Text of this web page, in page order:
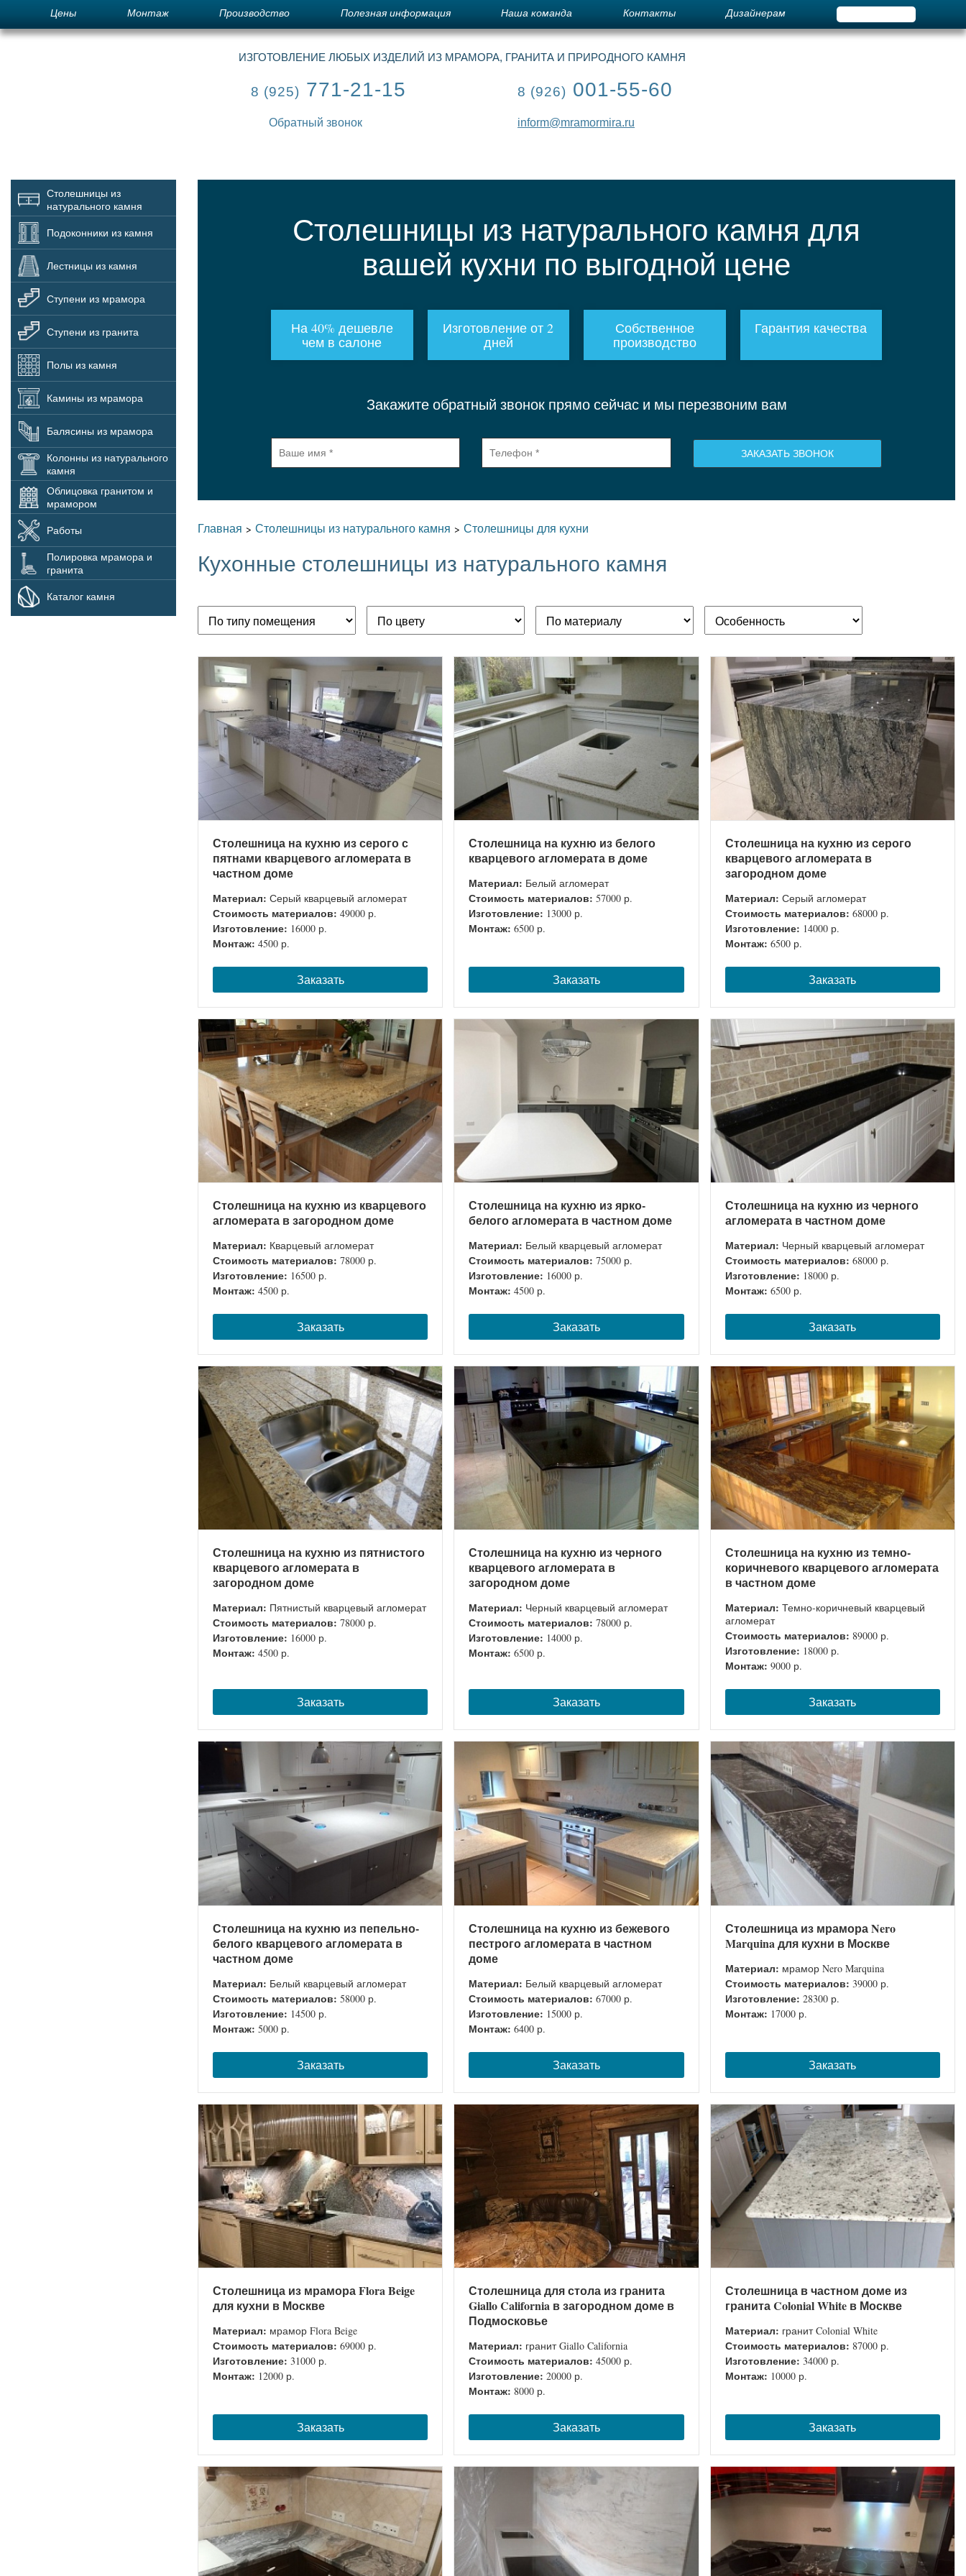
Цены Монтаж Производство Полезная информация Наша команда Контакты Дизайнерам
ИЗГОТОВЛЕНИЕ ЛЮБЫХ ИЗДЕЛИЙ ИЗ МРАМОРА, ГРАНИТА И ПРИРОДНОГО КАМНЯ
8 (925) 771-21-15
Обратный звонок
8 (926) 001-55-60
inform@mramormira.ru
Столешницы из
натурального камня
Подоконники из камня
Лестницы из камня
Ступени из мрамора
Ступени из гранита
Полы из камня
Камины из мрамора
Балясины из мрамора
Колонны из натурального
камня
Облицовка гранитом и
мрамором
Работы
Полировка мрамора и
гранита
Каталог камня
Столешницы из натурального камня для
вашей кухни по выгодной цене
На 40% дешевле
чем в салоне
Изготовление от 2
дней
Собственное
производство
Гарантия качества
Закажите обратный звонок прямо сейчас и мы перезвоним вам
ЗАКАЗАТЬ ЗВОНОК
Главная > Столешницы из натурального камня > Столешницы для кухни
Кухонные столешницы из натурального камня
Столешница на кухню из серого с
пятнами кварцевого агломерата в
частном доме
Материал: Серый кварцевый агломерат
Стоимость материалов: 49000 р.
Изготовление: 16000 р.
Монтаж: 4500 р.
Заказать
Столешница на кухню из белого
кварцевого агломерата в доме
Материал: Белый агломерат
Стоимость материалов: 57000 р.
Изготовление: 13000 р.
Монтаж: 6500 р.
Заказать
Столешница на кухню из серого
кварцевого агломерата в
загородном доме
Материал: Серый агломерат
Стоимость материалов: 68000 р.
Изготовление: 14000 р.
Монтаж: 6500 р.
Заказать
Столешница на кухню из кварцевого
агломерата в загородном доме
Материал: Кварцевый агломерат
Стоимость материалов: 78000 р.
Изготовление: 16500 р.
Монтаж: 4500 р.
Заказать
Столешница на кухню из ярко-
белого агломерата в частном доме
Материал: Белый кварцевый агломерат
Стоимость материалов: 75000 р.
Изготовление: 16000 р.
Монтаж: 4500 р.
Заказать
Столешница на кухню из черного
агломерата в частном доме
Материал: Черный кварцевый агломерат
Стоимость материалов: 68000 р.
Изготовление: 18000 р.
Монтаж: 6500 р.
Заказать
Столешница на кухню из пятнистого
кварцевого агломерата в
загородном доме
Материал: Пятнистый кварцевый агломерат
Стоимость материалов: 78000 р.
Изготовление: 16000 р.
Монтаж: 4500 р.
Заказать
Столешница на кухню из черного
кварцевого агломерата в
загородном доме
Материал: Черный кварцевый агломерат
Стоимость материалов: 78000 р.
Изготовление: 14000 р.
Монтаж: 6500 р.
Заказать
Столешница на кухню из темно-
коричневого кварцевого агломерата
в частном доме
Материал: Темно-коричневый кварцевый
агломерат
Стоимость материалов: 89000 р.
Изготовление: 18000 р.
Монтаж: 9000 р.
Заказать
Столешница на кухню из пепельно-
белого кварцевого агломерата в
частном доме
Материал: Белый кварцевый агломерат
Стоимость материалов: 58000 р.
Изготовление: 14500 р.
Монтаж: 5000 р.
Заказать
Столешница на кухню из бежевого
пестрого агломерата в частном
доме
Материал: Белый кварцевый агломерат
Стоимость материалов: 67000 р.
Изготовление: 15000 р.
Монтаж: 6400 р.
Заказать
Столешница из мрамора Nero
Marquina для кухни в Москве
Материал: мрамор Nero Marquina
Стоимость материалов: 39000 р.
Изготовление: 28300 р.
Монтаж: 17000 р.
Заказать
Столешница из мрамора Flora Beige
для кухни в Москве
Материал: мрамор Flora Beige
Стоимость материалов: 69000 р.
Изготовление: 31000 р.
Монтаж: 12000 р.
Заказать
Столешница для стола из гранита
Giallo California в загородном доме в
Подмосковье
Материал: гранит Giallo California
Стоимость материалов: 45000 р.
Изготовление: 20000 р.
Монтаж: 8000 р.
Заказать
Столешница в частном доме из
гранита Colonial White в Москве
Материал: гранит Colonial White
Стоимость материалов: 87000 р.
Изготовление: 34000 р.
Монтаж: 10000 р.
Заказать